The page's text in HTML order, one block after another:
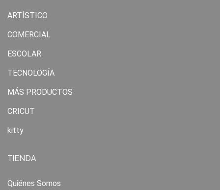
ARTÍSTICO
COMERCIAL
ESCOLAR
TECNOLOGÍA
MÁS PRODUCTOS
CRICUT
kitty
TIENDA
Quiénes Somos